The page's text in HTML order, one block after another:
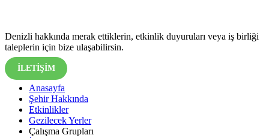
Denizli hakkında merak ettiklerin, etkinlik duyuruları veya iş birliği
taleplerin için bize ulaşabilirsin.
İLETİŞİM
Anasayfa
Şehir Hakkında
Etkinlikler
Gezilecek Yerler
Çalışma Grupları